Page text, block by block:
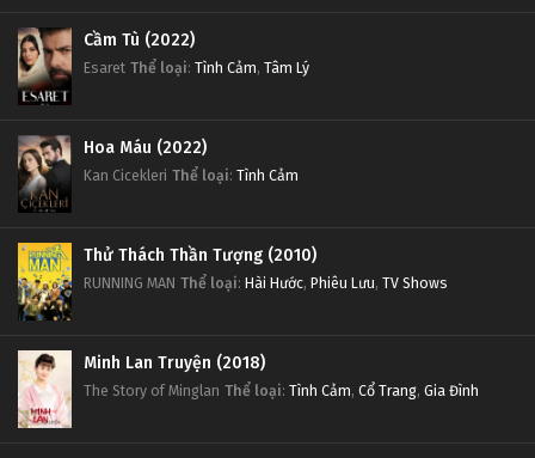
Cầm Tù (2022)
Esaret Thể loại: Tình Cảm, Tâm Lý
Hoa Máu (2022)
Kan Cicekleri Thể loại: Tình Cảm
Thử Thách Thần Tượng (2010)
RUNNING MAN Thể loại: Hài Hước, Phiêu Lưu, TV Shows
Minh Lan Truyện (2018)
The Story of Minglan Thể loại: Tình Cảm, Cổ Trang, Gia Đình